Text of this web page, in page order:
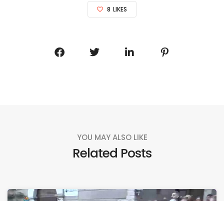
8 LIKES
YOU MAY ALSO LIKE
Related Posts